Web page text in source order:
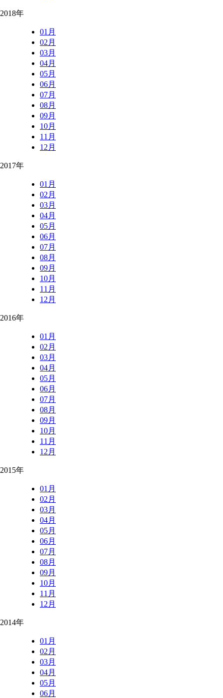
2018年
01月
02月
03月
04月
05月
06月
07月
08月
09月
10月
11月
12月
2017年
01月
02月
03月
04月
05月
06月
07月
08月
09月
10月
11月
12月
2016年
01月
02月
03月
04月
05月
06月
07月
08月
09月
10月
11月
12月
2015年
01月
02月
03月
04月
05月
06月
07月
08月
09月
10月
11月
12月
2014年
01月
02月
03月
04月
05月
06月